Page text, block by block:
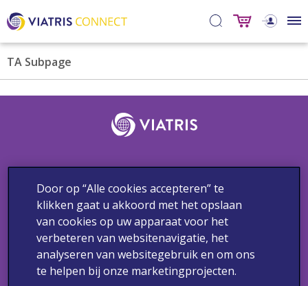
TA Subpage
Bijwerkingen & Medische vragen
Gebruiksvoorwaarden
Cookieverklaring
Copyright 2024 Viatris. Alle rechten voorbehouden.
Deze communicatie is enkel bestemd voor de geadresseerde
beroepsbeoefenaren in de gezondheidszorg, werkzaam in
Door op “Alle cookies accepteren” te
klikken gaat u akkoord met het opslaan
van cookies op uw apparaat voor het
verbeteren van websitenavigatie, het
analyseren van websitegebruik en om ons
te helpen bij onze marketingprojecten.